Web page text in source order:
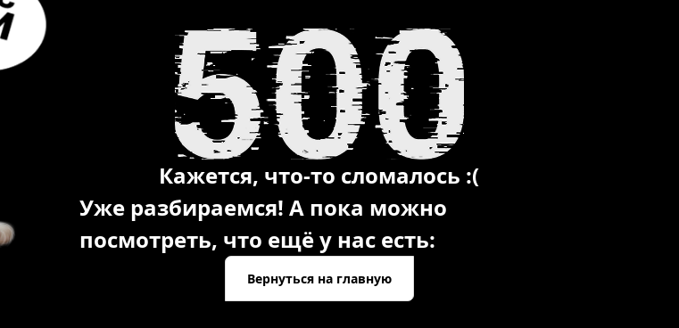
Кажется, что-то сломалось :(
Уже разбираемся! А пока можно
посмотреть, что ещё у нас есть:
Вернуться на главную